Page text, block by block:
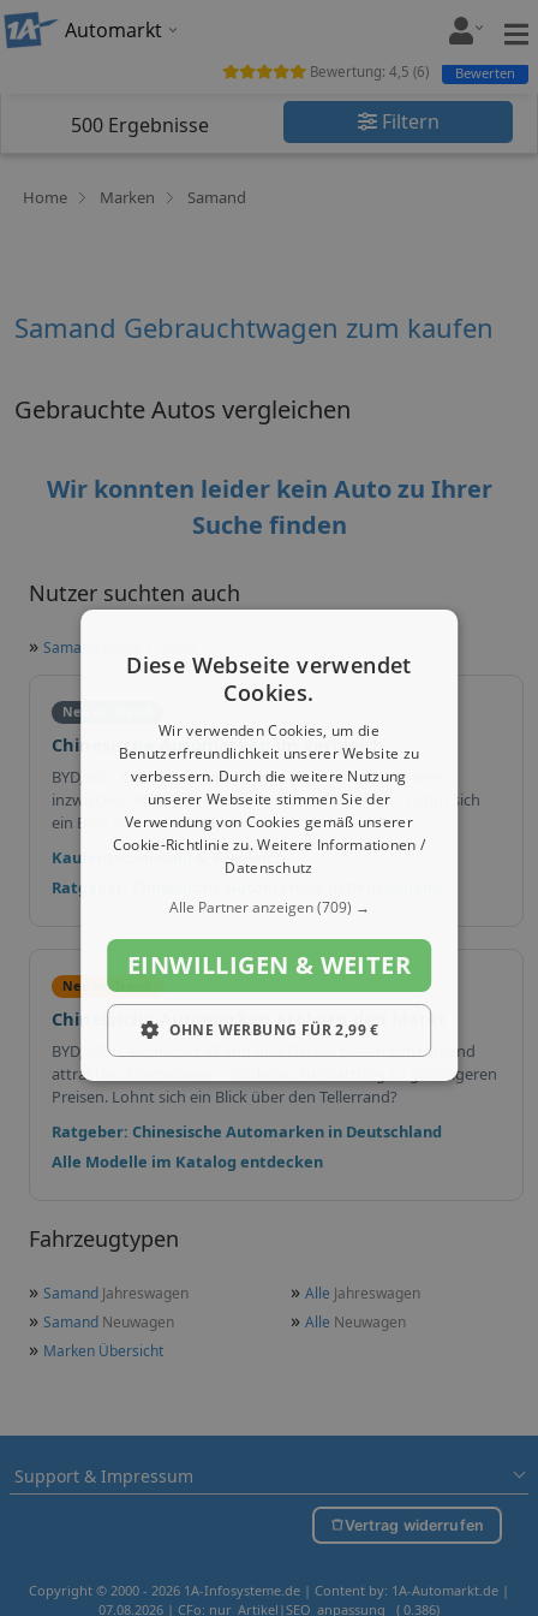
Automarkt
500 Ergebnisse Filtern
Home Marken Samand
Nutzer suchten auch
» Samand kleine E-Autos
Neu im Trend
Chinesische Automarken im Vergleich
BYD, MG, XPeng und weitere chinesische Marken bieten
inzwischen Modelle in vielen Fahrzeugklassen an. Lohnt sich
ein Blick auf die Alternativen?
Kaufentscheidung & Vergleich
Ratgeber: Chinesische Automarken in Deutschland
Neu im Trend
Chinesische Automarken erobern den Markt
BYD, MG, Leapmotor, XPeng und Deepal bieten zunehmend
attraktive Alternativen – moderne Ausstattung zu günstigeren
Preisen. Lohnt sich ein Blick über den Tellerrand?
Ratgeber: Chinesische Automarken in Deutschland
Alle Modelle im Katalog entdecken
Fahrzeugtypen
» Samand Jahreswagen » Alle Jahreswagen
» Samand Neuwagen » Alle Neuwagen
» Marken Übersicht
Bewertung: 4,5 (6) Bewerten
Samand Gebrauchtwagen zum kaufen
Gebrauchte Autos vergleichen
Wir konnten leider kein Auto zu Ihrer
Suche finden
Support & Impressum
Vertrag widerrufen
Copyright © 2000 - 2026 1A-Infosysteme.de | Content by: 1A-Automarkt.de |
07.08.2026 | CFo: nur_Artikel|SEO_anpassung ( 0.386)
Diese Webseite verwendet
Cookies.
Wir verwenden Cookies, um die
Benutzerfreundlichkeit unserer Website zu
verbessern. Durch die weitere Nutzung
unserer Webseite stimmen Sie der
Verwendung von Cookies gemäß unserer
Cookie-Richtlinie zu.Weitere Informationen /
Datenschutz
Alle Partner anzeigen(709) →
EINWILLIGEN & WEITER
OHNE WERBUNG FÜR 2,99 €